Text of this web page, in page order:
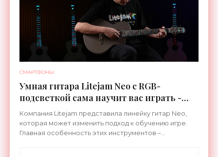
СМАРТФОНЫ
Умная гитара Litejam Neo с RGB-
подсветкой сама научит вас играть -
«Гаджеты»
Компания Litejam представила линейку гитар Neo,
которая может изменить подход к обучению игре.
Главная особенность этих инструментов –